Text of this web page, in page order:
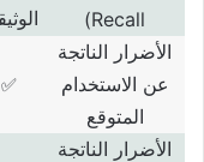
Recall)
الأضرار الناتجة
عن الاستخدام
المتوقع
✅
الأضرار الناتجة